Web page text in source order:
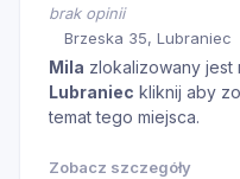
brak opinii
Brzeska 35, Lubraniec
Mila zlokalizowany jest
Lubraniec kliknij aby
temat tego miejsca.
Zobacz szczegóły